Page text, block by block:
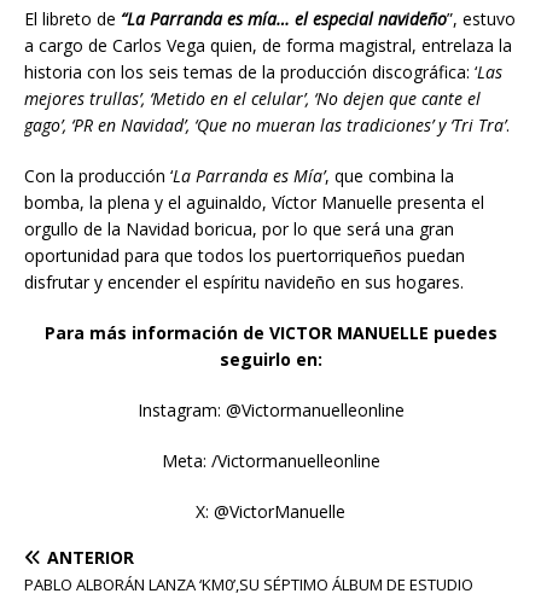
El libreto de “La Parranda es mía… el especial navideño”, estuvo
a cargo de Carlos Vega quien, de forma magistral, entrelaza la
historia con los seis temas de la producción discográfica: ‘Las
mejores trullas’, ‘Metido en el celular’, ‘No dejen que cante el
gago’, ‘PR en Navidad’, ‘Que no mueran las tradiciones’ y ‘Tri Tra’.
Con la producción ‘La Parranda es Mía’, que combina la
bomba, la plena y el aguinaldo, Víctor Manuelle presenta el
orgullo de la Navidad boricua, por lo que será una gran
oportunidad para que todos los puertorriqueños puedan
disfrutar y encender el espíritu navideño en sus hogares.
Para más información de VICTOR MANUELLE puedes
seguirlo en:
Instagram: @Victormanuelleonline
Meta: /Victormanuelleonline
X: @VictorManuelle
ANTERIOR
PABLO ALBORÁN LANZA ‘KM0’,SU SÉPTIMO ÁLBUM DE ESTUDIO